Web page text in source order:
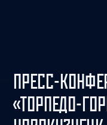
ПРЕСС-
«ТОРПЕДО-